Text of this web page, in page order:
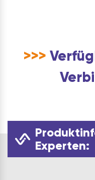
>>>
Experten: